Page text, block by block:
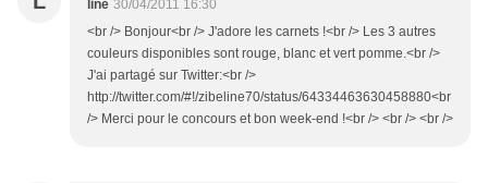
line 30/04/2011 16:30
<br /> Bonjour<br /> J'adore les carnets !<br /> Les 3 autres
couleurs disponibles sont rouge, blanc et vert pomme.<br />
J'ai partagé sur Twitter:<br />
http://twitter.com/#!/zibeline70/status/64334463630458880<br
/> Merci pour le concours et bon week-end !<br /> <br /> <br />